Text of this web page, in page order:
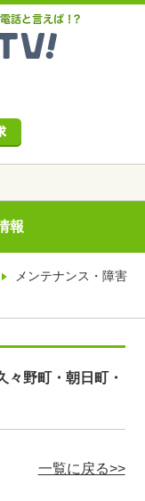
報
メンテナンス・障害
々野町・朝日町・
一覧に戻る>>